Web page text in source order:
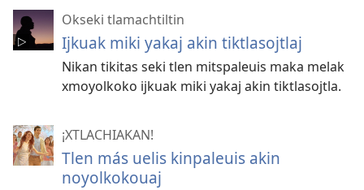
Okseki tlamachtiltin
Ijkuak miki yakaj akin tiktlasojtlaj
Nikan tikitas seki tlen mitspaleuis maka melak
xmoyolkoko ijkuak miki yakaj akin tiktlasojtla.
¡XTLACHIAKAN!
Tlen más uelis kinpaleuis akin
noyolkokouaj